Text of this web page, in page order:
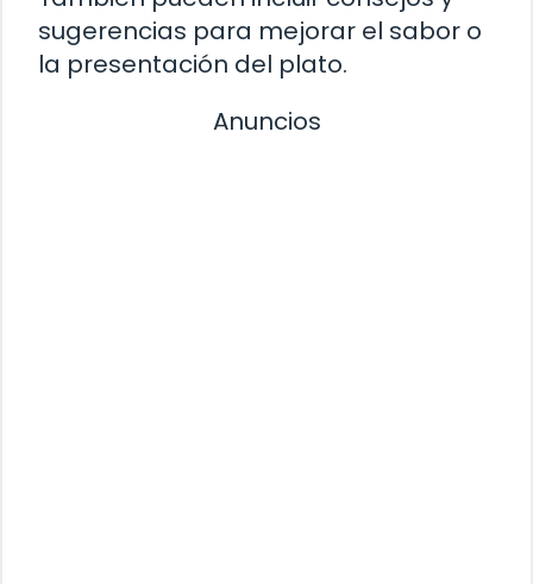
sugerencias para mejorar el sabor o
la presentación del plato.
Anuncios